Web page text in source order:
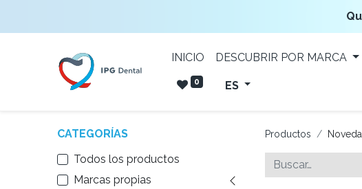
INICIO DESCUBRIR POR MARCA
0 ES
CATEGORÍAS
Todos los productos
Marcas propias
Productos